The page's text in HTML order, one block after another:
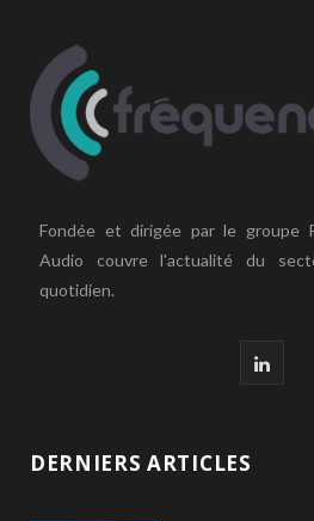
Fondée et dirigée par le groupe
Audio couvre l'actualité du
quotidien.
L
DERNIERS ARTICLES